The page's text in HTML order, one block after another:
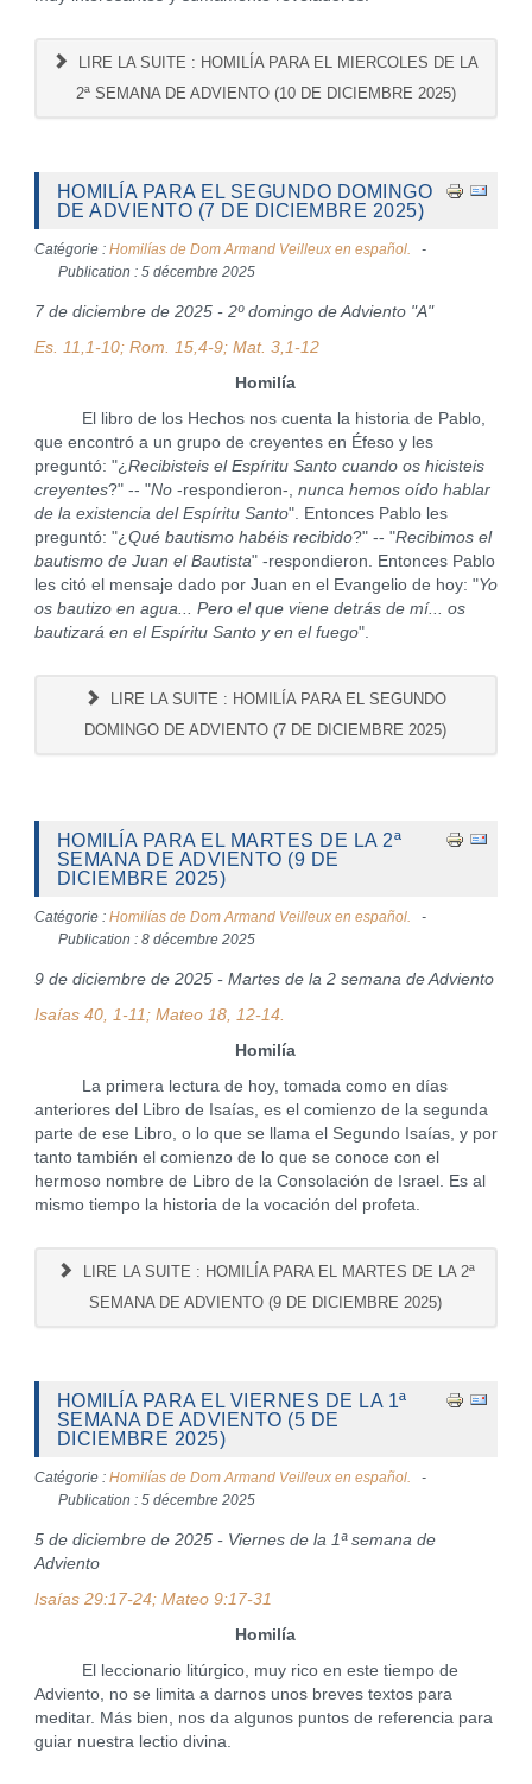
LIRE LA SUITE : HOMILÍA PARA EL MIERCOLES DE LA
2ª SEMANA DE ADVIENTO (10 DE DICIEMBRE 2025)
HOMILÍA PARA EL SEGUNDO DOMINGO
DE ADVIENTO (7 DE DICIEMBRE 2025)
Catégorie : Homilías de Dom Armand Veilleux en español.
Publication : 5 décembre 2025
7 de diciembre de 2025 - 2º domingo de Adviento "A"
Es. 11,1-10; Rom. 15,4-9; Mat. 3,1-12
Homilía
El libro de los Hechos nos cuenta la historia de Pablo,
que encontró a un grupo de creyentes en Éfeso y les
preguntó: "¿Recibisteis el Espíritu Santo cuando os hicisteis
creyentes?" -- "No-respondieron-, nunca hemos oído hablar
de la existencia del Espíritu Santo". Entonces Pablo les
preguntó: "¿Qué bautismo habéis recibido?" -- "Recibimos el
bautismo de Juan el Bautista" -respondieron. Entonces Pablo
les citó el mensaje dado por Juan en el Evangelio de hoy: "Yo
os bautizo en agua... Pero el que viene detrás de mí... os
bautizará en el Espíritu Santo y en el fuego".
LIRE LA SUITE : HOMILÍA PARA EL SEGUNDO
DOMINGO DE ADVIENTO (7 DE DICIEMBRE 2025)
HOMILÍA PARA EL MARTES DE LA 2ª
SEMANA DE ADVIENTO (9 DE
DICIEMBRE 2025)
Catégorie : Homilías de Dom Armand Veilleux en español.
Publication : 8 décembre 2025
9 de diciembre de 2025 - Martes de la 2 semana de Adviento
Isaías 40, 1-11; Mateo 18, 12-14.
Homilía
La primera lectura de hoy, tomada como en días
anteriores del Libro de Isaías, es el comienzo de la segunda
parte de ese Libro, o lo que se llama el Segundo Isaías, y por
tanto también el comienzo de lo que se conoce con el
hermoso nombre de Libro de la Consolación de Israel. Es al
mismo tiempo la historia de la vocación del profeta.
LIRE LA SUITE : HOMILÍA PARA EL MARTES DE LA 2ª
SEMANA DE ADVIENTO (9 DE DICIEMBRE 2025)
HOMILÍA PARA EL VIERNES DE LA 1ª
SEMANA DE ADVIENTO (5 DE
DICIEMBRE 2025)
Catégorie : Homilías de Dom Armand Veilleux en español.
Publication : 5 décembre 2025
5 de diciembre de 2025 - Viernes de la 1ª semana de
Adviento
Isaías 29:17-24; Mateo 9:17-31
Homilía
El leccionario litúrgico, muy rico en este tiempo de
Adviento, no se limita a darnos unos breves textos para
meditar. Más bien, nos da algunos puntos de referencia para
guiar nuestra lectio divina.